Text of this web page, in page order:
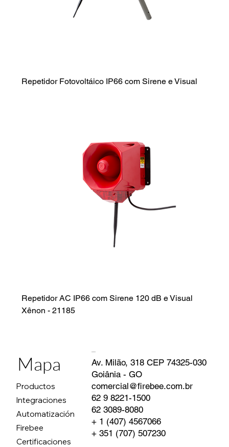
Repetidor Fotovoltáico IP66 com Sirene e Visual
Repetidor AC IP66 com Sirene 120 dB e Visual
Xênon - 21185
Mapa
Productos
Integraciones
Automatización
Firebee
Certificaciones
Av. Milão, 318 CEP 74325-030
Goiânia - GO
comercial@firebee.com.br
62 9 8221-1500
62 3089-8080
+ 1 (407) 4567066
+ 351 (707) 507230